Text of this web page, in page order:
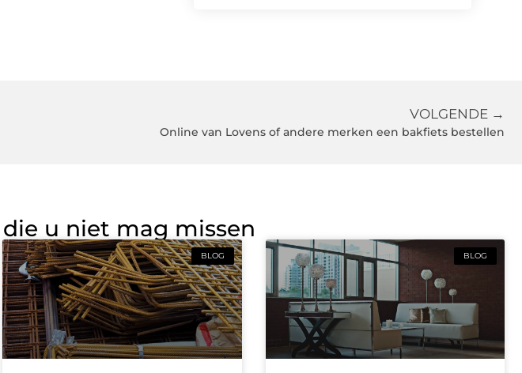
VOLGENDE →
Online van Lovens of andere merken een bakfiets bestellen
die u niet mag missen
BLOG BLOG